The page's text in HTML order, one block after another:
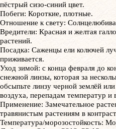
пёстрый сизо-синий цвет.
Побеги: Короткие, плотные.
Отношение к свету:
Вредители: Красная и желтая
растений.
Посадка: Саженцы ели колючей
приживается.
Уход зимой: с конца февраля до
снежной линзы, которая за
обсыпьте линзу черной землёй
воздуха, перепадам температур и
Применение: Замечательное
травянистым растениям в
Температура/морозостойкость: